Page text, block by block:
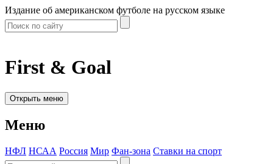
Издание об американском футболе на русском языке
First & Goal
Открыть меню
Меню
НФЛ НСАА Россия Мир Фан-зона Ставки на спорт